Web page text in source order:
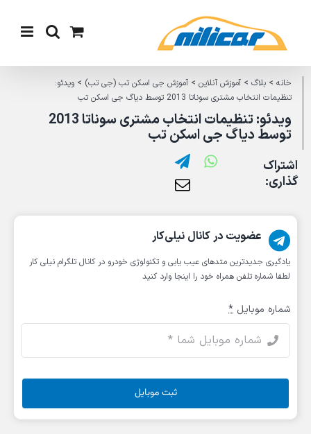
content
خانه> بلاگ> آموزش آنلاین> آموزش جی اسکن تب (جی تب) > ویدئو:
تنظیمات انتخاب مشتری سوناتا 2013 توسط دیاگ جی اسکن تب
ویدئو: تنظیمات انتخاب مشتری سوناتا 2013
توسط دیاگ جی اسکن تب
اشتراک
گذاری:
عضویت در کانال نیلی‌کار
یادگیری جدیدترین متد‌های عیب یابی‌ و تکنولوژی خودرو در کانال تلگرام نیلی کار
لطفا شماره تلفن همراه خود را اینجا وارد کنید
شماره موبایل *
ثبت موبایل